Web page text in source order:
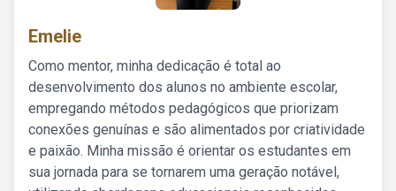
Emelie
Como mentor, minha dedicação é total ao
desenvolvimento dos alunos no ambiente escolar,
empregando métodos pedagógicos que priorizam
conexões genuínas e são alimentados por criatividade
e paixão. Minha missão é orientar os estudantes em
sua jornada para se tornarem uma geração notável,